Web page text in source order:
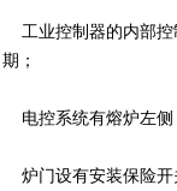
工业控制器的内部控
期；
电控系统有熔炉左侧
炉门设有安装保险开